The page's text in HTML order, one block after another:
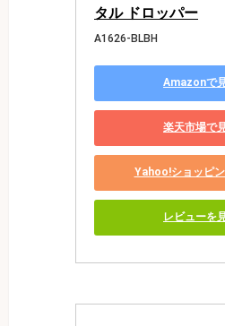
タル ドロッパー
A1626-BLBH
Amazonで
楽天市場で
Yahoo!ショッピ
レビューを